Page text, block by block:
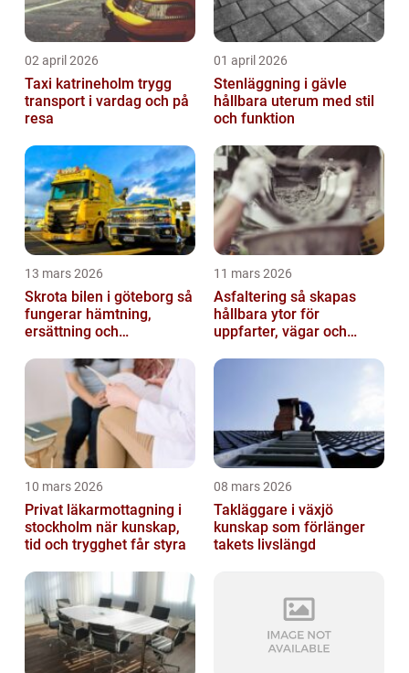
02 april 2026
Taxi katrineholm trygg
transport i vardag och på
resa
01 april 2026
Stenläggning i gävle
hållbara uterum med stil
och funktion
13 mars 2026
Skrota bilen i göteborg så
fungerar hämtning,
ersättning och
11 mars 2026
Asfaltering så skapas
hållbara ytor för
uppfarter, vägar och
10 mars 2026
Privat läkarmottagning i
stockholm när kunskap,
tid och trygghet får styra
08 mars 2026
Takläggare i växjö
kunskap som förlänger
takets livslängd